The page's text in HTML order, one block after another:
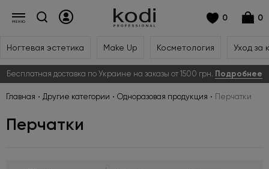
0 0
Ногтевая эстетика Make Up Косметология Уход за
Бесплатная доставка по Украине на заказы от 1500 грн. Подробнее
Главная Другие категории Одноразовая продукция Перчатки
Перчатки